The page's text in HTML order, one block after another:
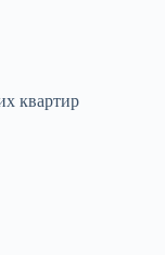
квартир